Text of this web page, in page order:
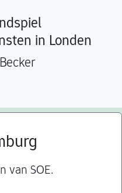
in Londen
van SOE.